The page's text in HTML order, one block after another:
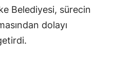
Belediyesi, sürecin
dolayı